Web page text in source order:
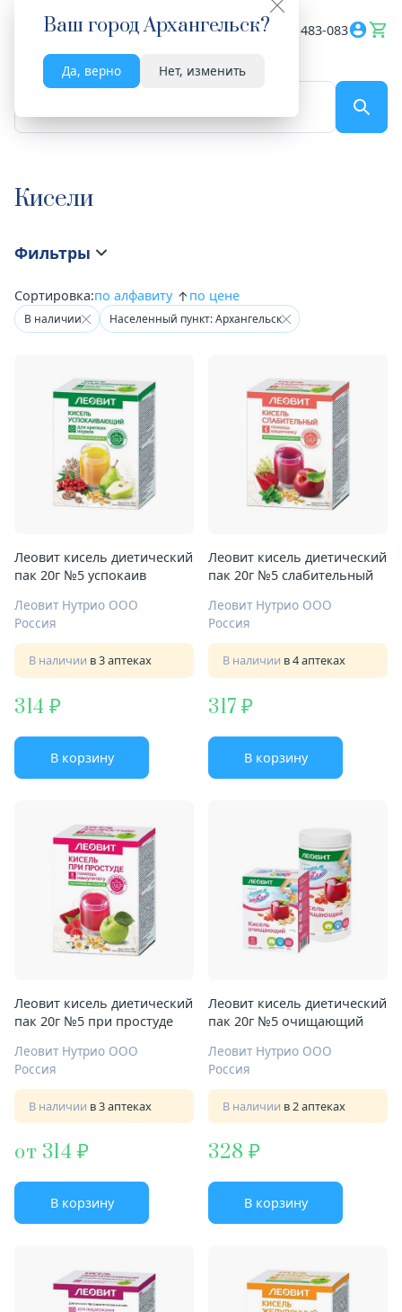
Ваш городАрхангельск?
Да, верно Нет, изменить
Весь сайт 8182 483-083
Кисели
Фильтры
Сортировка:по алфавиту по цене
В наличии Населенный пункт: Архангельск
Леовит кисель диетический
пак 20г №5 успокаив
Леовит Нутрио ООО
Россия
В наличии в 3 аптеках
314
В корзину
Леовит кисель диетический
пак 20г №5 слабительный
Леовит Нутрио ООО
Россия
В наличии в 4 аптеках
317
В корзину
Леовит кисель диетический
пак 20г №5 при простуде
Леовит Нутрио ООО
Россия
В наличии в 3 аптеках
от 314
В корзину
Леовит кисель диетический
пак 20г №5 очищающий
Леовит Нутрио ООО
Россия
В наличии в 2 аптеках
328
В корзину